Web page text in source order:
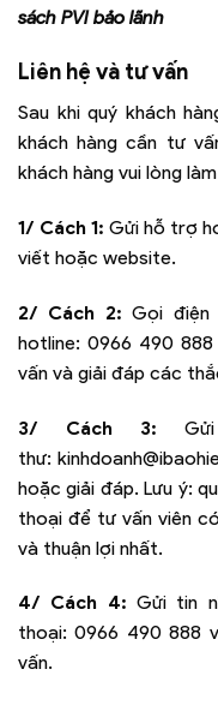
sách PVI bảo lãnh
Liên hệ và tư vấn
Sau khi quý khách
khách hàng cần tư
khách hàng vui lòng
1/ Cách 1: Gửi hỗ trợ
viết hoặc website.
2/ Cách 2: Gọi điện
hotline: 0966 490
vấn và giải đáp các
3/ Cách 3:
thư:
hoặc giải đáp. Lưu ý:
thoại để tư vấn viên
và thuận lợi nhất.
4/ Cách 4: Gửi tin
thoại:0966 490 888
vấn.